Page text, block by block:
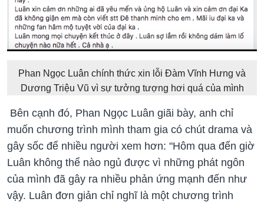
Phan Ngọc Luân chính thức xin lỗi Đàm Vĩnh Hưng và
Dương Triệu Vũ vì sự tưởng tượng hơi quá của mình
Bên cạnh đó, Phan Ngọc Luân giãi bày, anh chỉ
muốn chương trình mình tham gia có chút drama và
gây sốc để nhiều người xem hơn: "Hôm qua đến giờ
Luân không thể nào ngủ được vì những phát ngôn
của mình đã gây ra nhiều phản ứng mạnh đến như
vậy. Luân đơn giản chỉ nghĩ là một chương trình